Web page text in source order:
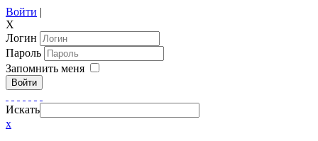
Войти |
X
Логин
Пароль
Запомнить меня
Войти
Искать
x